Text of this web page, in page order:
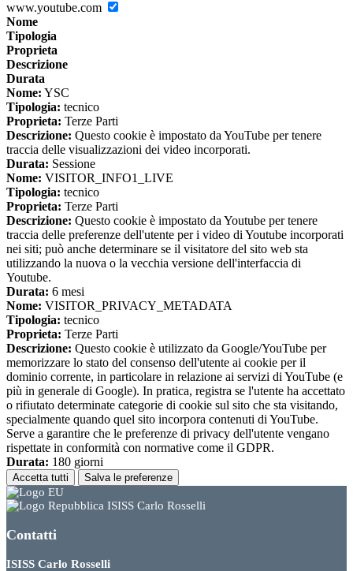
www.youtube.com
Nome
Tipologia
Proprieta
Descrizione
Durata
Nome: YSC
Tipologia: tecnico
Proprieta: Terze Parti
Descrizione: Questo cookie è impostato da YouTube per tenere
traccia delle visualizzazioni dei video incorporati.
Durata: Sessione
Nome: VISITOR_INFO1_LIVE
Tipologia: tecnico
Proprieta: Terze Parti
Descrizione: Questo cookie è impostato da Youtube per tenere
traccia delle preferenze dell'utente per i video di Youtube incorporati
nei siti; può anche determinare se il visitatore del sito web sta
utilizzando la nuova o la vecchia versione dell'interfaccia di
Youtube.
Durata: 6 mesi
Nome: VISITOR_PRIVACY_METADATA
Tipologia: tecnico
Proprieta: Terze Parti
Descrizione: Questo cookie è utilizzato da Google/YouTube per
memorizzare lo stato del consenso dell'utente ai cookie per il
dominio corrente, in particolare in relazione ai servizi di YouTube (e
più in generale di Google). In pratica, registra se l'utente ha accettato
o rifiutato determinate categorie di cookie sul sito che sta visitando,
specialmente quando quel sito incorpora contenuti di YouTube.
Serve a garantire che le preferenze di privacy dell'utente vengano
rispettate in conformità con normative come il GDPR.
Durata: 180 giorni
Accetta tutti Salva le preferenze
ISISS Carlo Rosselli
Contatti
ISISS Carlo Rosselli